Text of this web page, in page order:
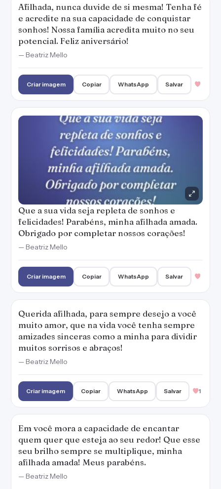
Afilhada, nunca duvide de si mesma! Tenha fé
e acredite na sua capacidade de conquistar
sonhos! Nossa família acredita muito no seu
potencial. Feliz aniversário!
— Beatriz Mello
Criar imagem Copiar WhatsApp Salvar
Que a sua vida seja repleta de sonhos e
felicidades! Parabéns, minha afilhada amada.
Obrigado por completar nossos corações!
— Beatriz Mello
Criar imagem Copiar WhatsApp Salvar
Querida afilhada, para sempre desejo a você
muito amor, que na vida você tenha sempre
amizades sinceras como a minha para dividir
muitos sorrisos e abraços!
— Beatriz Mello
Criar imagem Copiar WhatsApp Salvar 1
Em você mora a capacidade de encantar
quem quer que esteja ao seu redor! Que esse
seu brilho sempre se multiplique, minha
afilhada amada! Meus parabéns.
— Beatriz Mello